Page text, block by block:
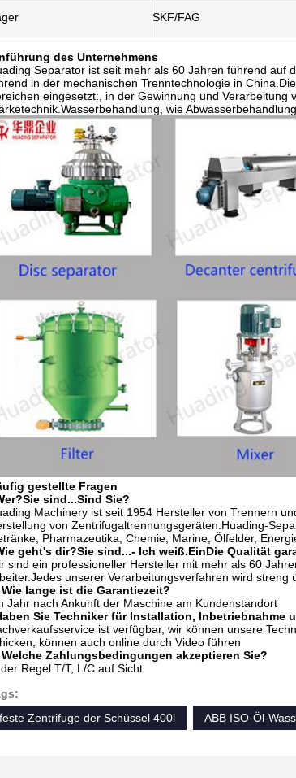
SKF/FAG
des Unternehmens
Separator ist seit mehr als 60 Jahren führend auf
in der mechanischen Trenntechnologie in
eingesetzt:, in der Gewinnung und
wie
gestellte Fragen
Sie sind...Sind Sie?
Machinery ist seit 1954 Hersteller von Trennern
von Zentrifugaltrennungsgeräten.Huading-
Pharmazeutika, Chemie, Marine, Ölfelder,
geht's dir?Sie sind...- Ich weiß.EinDie Qualität
sind ein professioneller Hersteller mit mehr als 60
unserer Verarbeitungsverfahren wird streng
Wie lange ist die Garantiezeit?
Jahr nach Ankunft der Maschine am Kundenstandort
Sie Techniker für Installation, Inbetriebnahme
ist verfügbar, wir können unsere
können auch online durch Video führen
Welche Zahlungsbedingungen akzeptieren Sie?
Regel T/T, L/C auf Sicht
feste Zentrifuge der Schüssel 400l
ABB ISO-Öl-